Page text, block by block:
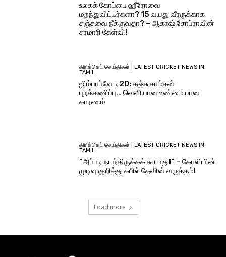
உலகக் கோப்பை ஹீரோவை
மறந்துவிட்டீர்களா? 15 வயது வீரருக்காக
சஞ்சுவை நீக்குவதா? – ஆகாஷ் சோப்ராவின்
சரமாரி கேள்வி!
கிரிக்கெட் செய்திகள் | LATEST CRICKET NEWS IN
TAMIL
ஜிம்பாப்வே டி20: சஞ்சு சாம்சன்
புறக்கணிப்பு… வெளியான உண்மையான
காரணம்
கிரிக்கெட் செய்திகள் | LATEST CRICKET NEWS IN
TAMIL
“அப்படி நடந்திருக்கக் கூடாது!” – கோலியின்
முடிவு குறித்து கபில் தேவின் வருத்தம்!
Load more